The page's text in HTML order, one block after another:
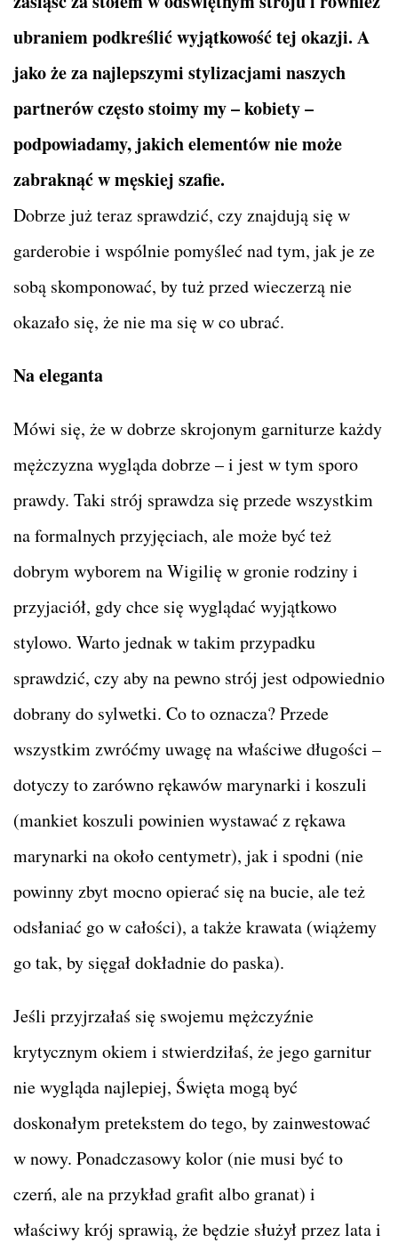
ubraniem podkreślić wyjątkowość tej okazji. A
jako że za najlepszymi stylizacjami naszych
partnerów często stoimy my – kobiety –
podpowiadamy, jakich elementów nie może
zabraknąć w męskiej szafie.
Dobrze już teraz sprawdzić, czy znajdują się w
garderobie i wspólnie pomyśleć nad tym, jak je ze
sobą skomponować, by tuż przed wieczerzą nie
okazało się, że nie ma się w co ubrać.
Na eleganta
Mówi się, że w dobrze skrojonym garniturze każdy
mężczyzna wygląda dobrze – i jest w tym sporo
prawdy. Taki strój sprawdza się przede wszystkim
na formalnych przyjęciach, ale może być też
dobrym wyborem na Wigilię w gronie rodziny i
przyjaciół, gdy chce się wyglądać wyjątkowo
stylowo. Warto jednak w takim przypadku
sprawdzić, czy aby na pewno strój jest odpowiednio
dobrany do sylwetki. Co to oznacza? Przede
wszystkim zwróćmy uwagę na właściwe długości –
dotyczy to zarówno rękawów marynarki i koszuli
(mankiet koszuli powinien wystawać z rękawa
marynarki na około centymetr), jak i spodni (nie
powinny zbyt mocno opierać się na bucie, ale też
odsłaniać go w całości), a także krawata (wiążemy
go tak, by sięgał dokładnie do paska).
Jeśli przyjrzałaś się swojemu mężczyźnie
krytycznym okiem i stwierdziłaś, że jego garnitur
nie wygląda najlepiej, Święta mogą być
doskonałym pretekstem do tego, by zainwestować
w nowy. Ponadczasowy kolor (nie musi być to
czerń, ale na przykład grafit albo granat) i
właściwy krój sprawią, że będzie służył przez lata i